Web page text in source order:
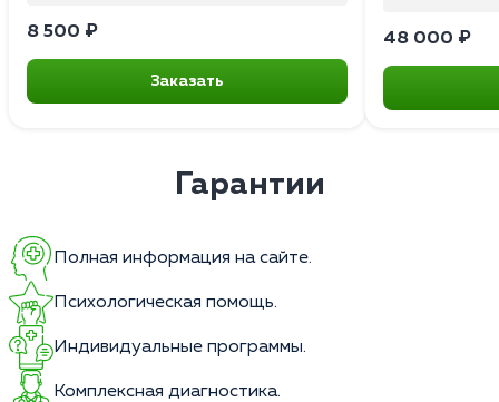
8 500 ₽
Заказать
48 000 ₽
Гарантии
Полная информация на сайте.
Психологическая помощь.
Индивидуальные программы.
Комплексная диагностика.